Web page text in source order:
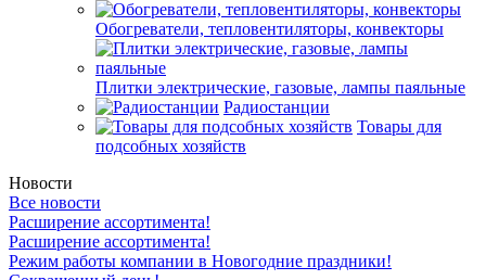
Обогреватели, тепловентиляторы, конвекторы
Плитки электрические, газовые, лампы паяльные
Радиостанции
Товары для
подсобных хозяйств
Новости
Все новости
Расширение ассортимента!
Расширение ассортимента!
Режим работы компании в Новогодние праздники!